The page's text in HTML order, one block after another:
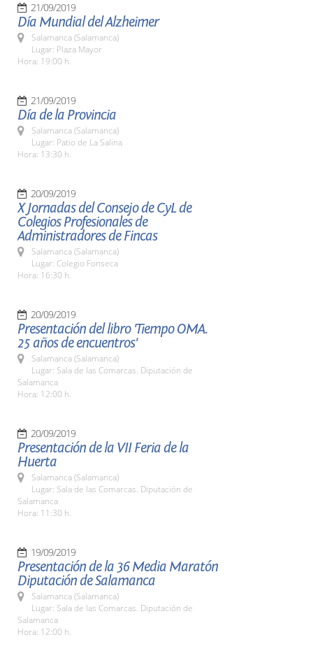
21/09/2019
Día Mundial del Alzheimer
Salamanca (Salamanca)
Lugar: Plaza Mayor
Hora: 19:00 h.
21/09/2019
Día de la Provincia
Salamanca (Salamanca)
Lugar: Patio de La Salina
Hora: 13:30 h.
20/09/2019
X Jornadas del Consejo de CyL de
Colegios Profesionales de
Administradores de Fincas
Salamanca (Salamanca)
Lugar: Colegio Fonseca
Hora: 16:30 h.
20/09/2019
Presentación del libro 'Tiempo OMA.
25 años de encuentros'
Salamanca (Salamanca)
Lugar: Sala de las Comarcas. Diputación de
Salamanca
Hora: 12:00 h.
20/09/2019
Presentación de la VII Feria de la
Huerta
Salamanca (Salamanca)
Lugar: Sala de las Comarcas. Diputación de
Salamanca
Hora: 11:30 h.
19/09/2019
Presentación de la 36 Media Maratón
Diputación de Salamanca
Salamanca (Salamanca)
Lugar: Sala de las Comarcas. Diputación de
Salamanca
Hora: 12:00 h.